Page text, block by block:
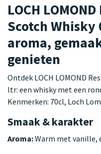
LOCH
Scotch
aroma,
genieten
Ontdek LOCH LOMOND
ltr: een whisky met een
Kenmerken: 70cl, Loch
Smaak & karakter
Aroma:Warm met vanille,